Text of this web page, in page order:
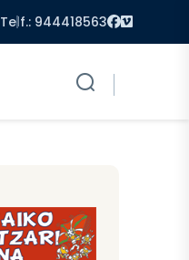
Telf.: 944418563 Facebook
Vimeo